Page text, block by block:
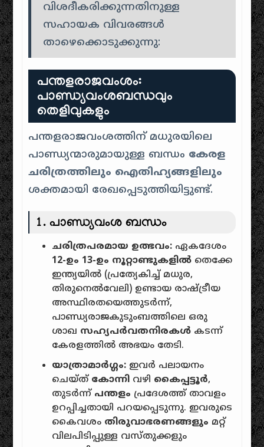
വിശദീകരിക്കുന്നതിനുള്ള
സഹായക വിവരങ്ങൾ
താഴെക്കൊടുക്കുന്നു:
പന്തളരാജവംശം:
പാണ്ഡ്യവംശബന്ധവും
തെളിവുകളും
പന്തളരാജവംശത്തിന് മധുരയിലെ
പാണ്ഡ്യന്മാരുമായുള്ള ബന്ധം കേരള
ചരിത്രത്തിലും ഐതിഹ്യങ്ങളിലും
ശക്തമായി രേഖപ്പെടുത്തിയിട്ടുണ്ട്.
1. പാണ്ഡ്യവംശ ബന്ധം
ചരിത്രപരമായ ഉത്ഭവം: ഏകദേശം
12-ഉം 13-ഉം നൂറ്റാണ്ടുകളിൽ തെക്കേ
ഇന്ത്യയിൽ (പ്രത്യേകിച്ച് മധുര,
തിരുനെൽവേലി) ഉണ്ടായ രാഷ്ട്രീയ
അസ്ഥിരതയെത്തുടർന്ന്,
പാണ്ഡ്യരാജകുടുംബത്തിലെ ഒരു
ശാഖ സഹ്യപർവതനിരകൾ കടന്ന്
കേരളത്തിൽ അഭയം തേടി.
യാത്രാമാർഗ്ഗം: ഇവർ പലായനം
ചെയ്ത് കോന്നി വഴി കൈപ്പട്ടൂർ,
തുടർന്ന് പന്തളം പ്രദേശത്ത് താവളം
ഉറപ്പിച്ചതായി പറയപ്പെടുന്നു. ഇവരുടെ
കൈവശം തിരുവാഭരണങ്ങളും മറ്റ്
വിലപിടിപ്പുള്ള വസ്തുക്കളും